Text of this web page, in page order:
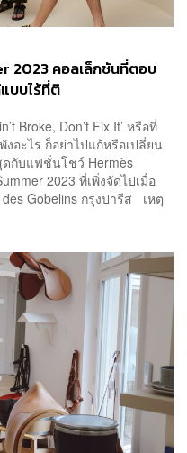
2023 คอลเล็กชันที่ตอบ
บบไร้ที่ติ
Broke, Don’t Fix It’ หรือที่
อะไร ก็อย่าไปแก้หรือเปลี่ยน
ดกับแฟชั่นโชว์ Hermès
2023 ที่เพิ่งจัดไปเมื่อ
Gobelins กรุงปารีส เหตุ